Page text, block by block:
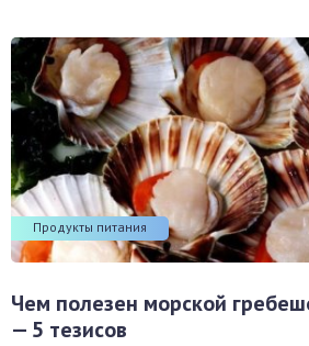
Продукты питания
Чем полезен морской
— 5 тезисов